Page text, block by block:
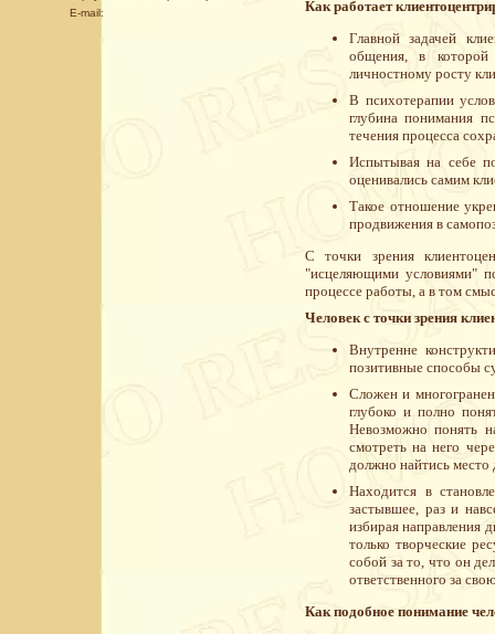
E-mail:
Как работает
Главной задачей
общения, в которой
личностному росту
В психотерапии
глубина понимания
течения процесса
Испытывая на себе
оценивались самим
Такое отношение
продвижения в
С точки зрения
"исцеляющими условиями"
процессе работы, а в том
Человек с точки зрения
Внутренне
позитивные способы
Сложен и
глубоко и полно
Невозможно понять
смотреть на него
должно найтись место
Находится в
застывшее, раз и
избирая направления
только творческие
собой за то, что он
ответственного за
Как подобное понимание